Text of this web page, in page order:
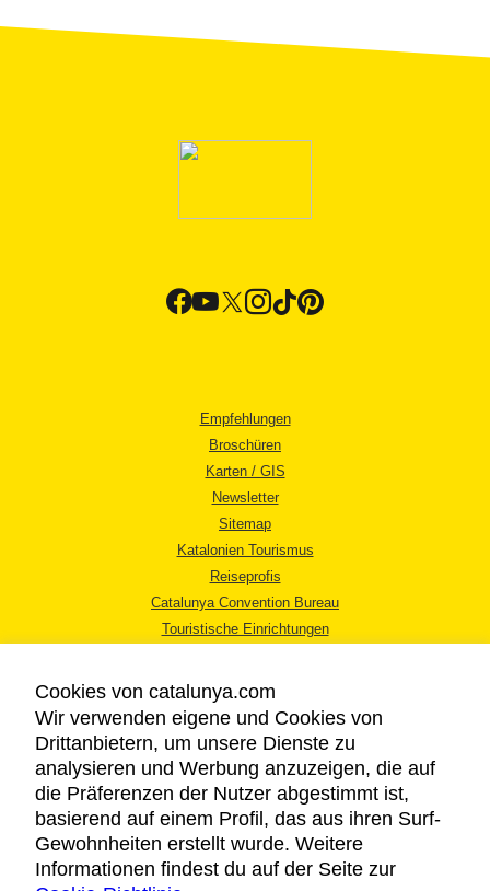
Empfehlungen
Broschüren
Karten / GIS
Newsletter
Sitemap
Katalonien Tourismus
Reiseprofis
Catalunya Convention Bureau
Touristische Einrichtungen
RECHTLICHER HINWEIS
DATENSCHUTZICHTLINIE
COOKIES
Cookies von catalunya.com
Wir verwenden eigene und Cookies von
Drittanbietern, um unsere Dienste zu
analysieren und Werbung anzuzeigen, die auf
die Präferenzen der Nutzer abgestimmt ist,
basierend auf einem Profil, das aus ihren Surf-
Gewohnheiten erstellt wurde. Weitere
Informationen findest du auf der Seite zur